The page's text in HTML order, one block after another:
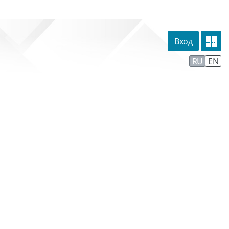
Вход
RU EN